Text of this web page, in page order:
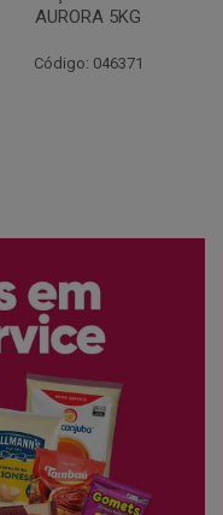
FATIADO PAKAN 200G
Código: 061522